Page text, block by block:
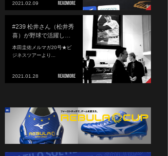
2021.02.09
#239 松井さん（松井秀
喜）が野球で活躍し…
本田圭佑メルマガ20号★ビ
ジネスツアーより...
2021.01.28